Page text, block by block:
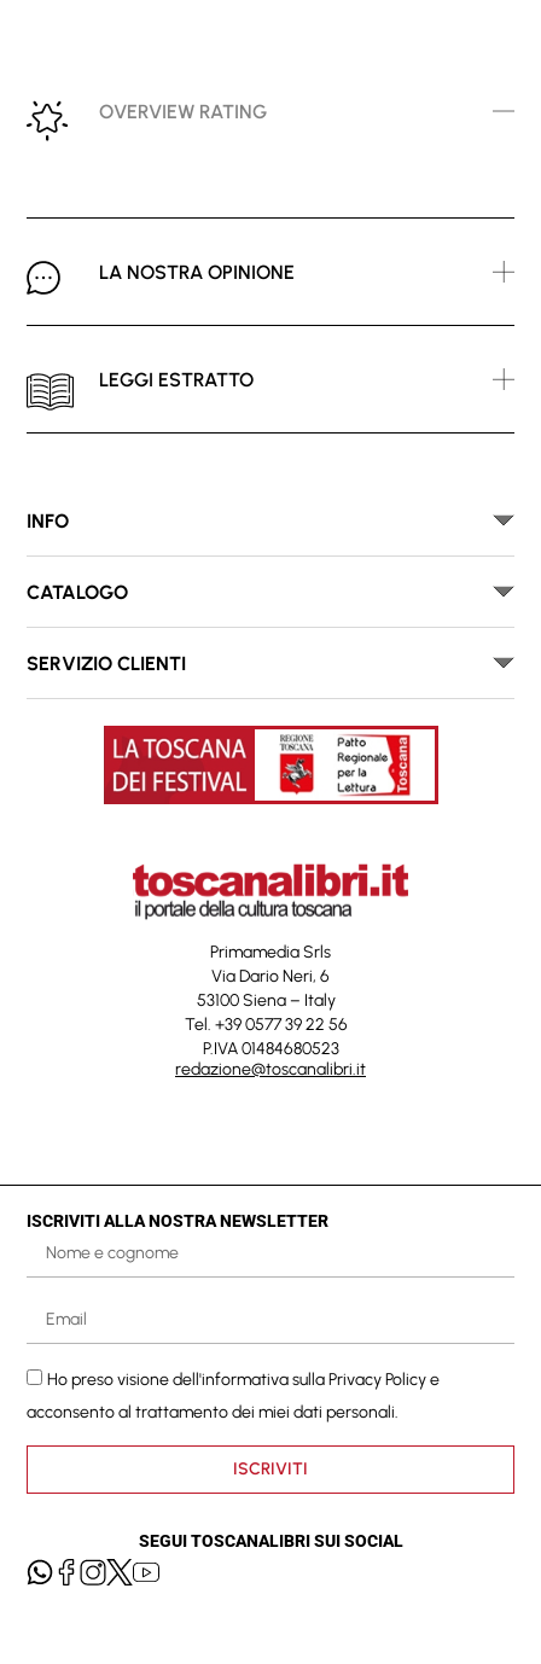
OVERVIEW RATING
LA NOSTRA OPINIONE
LEGGI ESTRATTO
INFO
CATALOGO
SERVIZIO CLIENTI
Primamedia Srls
Via Dario Neri, 6
53100 Siena – Italy
Tel. +39 0577 39 22 56
P.IVA 01484680523
redazione@toscanalibri.it
ISCRIVITI ALLA NOSTRA NEWSLETTER
Ho preso visione dell'informativa sullaPrivacy Policye
acconsento al trattamento dei miei dati personali.
ISCRIVITI
SEGUI TOSCANALIBRI SUI SOCIAL